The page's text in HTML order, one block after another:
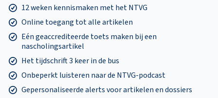
12 weken kennismaken met het NTVG
Online toegang tot alle artikelen
Eén geaccrediteerde toets maken bij een
nascholingsartikel
Het tijdschrift 3 keer in de bus
Onbeperkt luisteren naar de NTVG-podcast
Gepersonaliseerde alerts voor artikelen en dossiers